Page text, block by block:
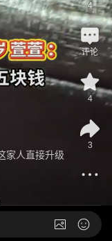
家人直接升级
4
评论
4
3